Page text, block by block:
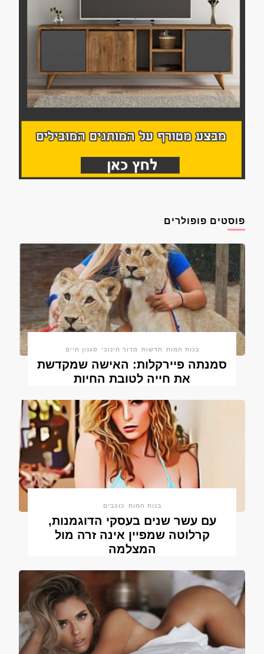
פוסטים פופולרים
בנות חמות חדשות מדור חינוכי סגנון חיים
סמנתה פיירקלות: האישה שמקדשת
את חייה לטובת החיות
בנות חמות כוכבים
עם עשר שנים בעסקי הדוגמנות,
קרלוטה שמפיין אינה זרה מול
המצלמה